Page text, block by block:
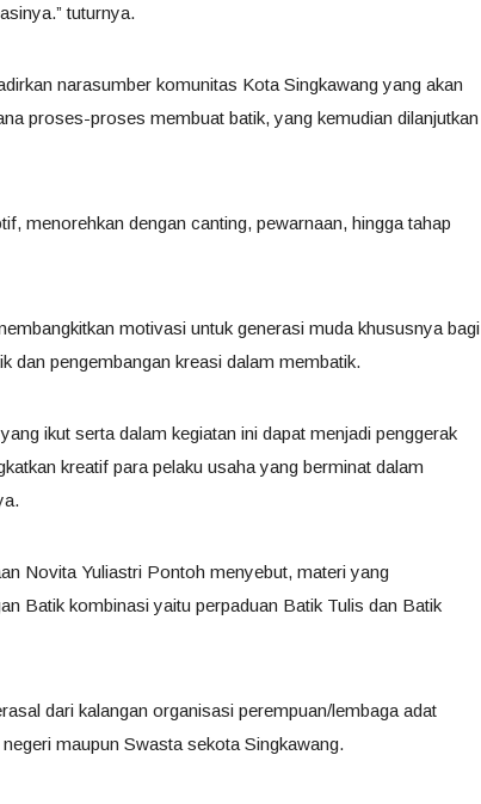
tuturnya.
narasumber komunitas Kota Singkawang yang akan
proses-proses membuat batik, yang kemudian dilanjutkan
menorehkan dengan canting, pewarnaan, hingga tahap
motivasi untuk generasi muda khususnya bagi
dan pengembangan kreasi dalam membatik.
ikut serta dalam kegiatan ini dapat menjadi penggerak
kreatif para pelaku usaha yang berminat dalam
Novita Yuliastri Pontoh menyebut, materi yang
Batik kombinasi yaitu perpaduan Batik Tulis dan Batik
dari kalangan organisasi perempuan/lembaga adat
maupun Swasta sekota Singkawang.